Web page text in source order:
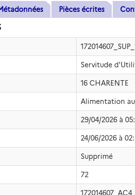
Pièces écrites
Servitude
16 CHARENTE
Alimentation
29/04/2026 à
24/06/2026 à
Supprimé
72